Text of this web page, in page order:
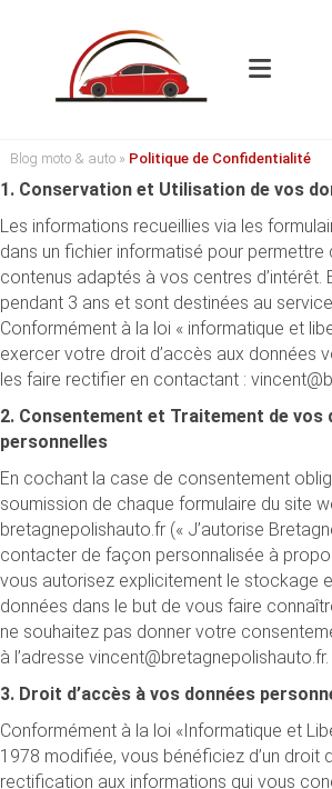
Blog moto & auto» Politique de Confidentialité
1. Conservation et Utilisation de vos
Les informations recueillies via les
dans un fichier informatisé pour permettre
contenus adaptés à vos centres d’intérêt.
pendant 3 ans et sont destinées au
Conformément à la loi « informatique et
exercer votre droit d’accès aux données
les faire rectifier en contactant :
2. Consentement et Traitement de vos
personnelles
En cochant la case de consentement
soumission de chaque formulaire du site
bretagnepolishauto.fr (« J’autorise
contacter de façon personnalisée à
vous autorisez explicitement le stockage
données dans le but de vous faire
ne souhaitez pas donner votre
à l’adresse vincent@bretagnepolishauto.fr.
3. Droit d’accès à vos données
Conformément à la loi «Informatique et
1978 modifiée, vous bénéficiez d’un droit
rectification aux informations qui vous